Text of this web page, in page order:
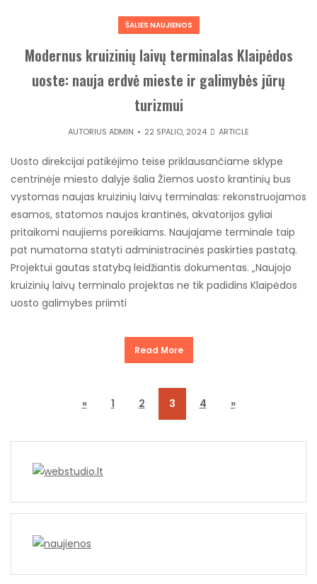
ŠALIES NAUJIENOS
Modernus kruizinių laivų terminalas Klaipėdos
uoste: nauja erdvė mieste ir galimybės jūrų
turizmui
AUTORIUS ADMIN 22 SPALIO, 2024 ARTICLE
Uosto direkcijai patikėjimo teise priklausančiame sklype
centrinėje miesto dalyje šalia Žiemos uosto krantinių bus
vystomas naujas kruizinių laivų terminalas: rekonstruojamos
esamos, statomos naujos krantinės, akvatorijos gyliai
pritaikomi naujiems poreikiams. Naujajame terminale taip
pat numatoma statyti administracinės paskirties pastatą.
Projektui gautas statybą leidžiantis dokumentas. „Naujojo
kruizinių laivų terminalo projektas ne tik padidins Klaipėdos
uosto galimybes priimti
Read More
« 1 2 3 4 »